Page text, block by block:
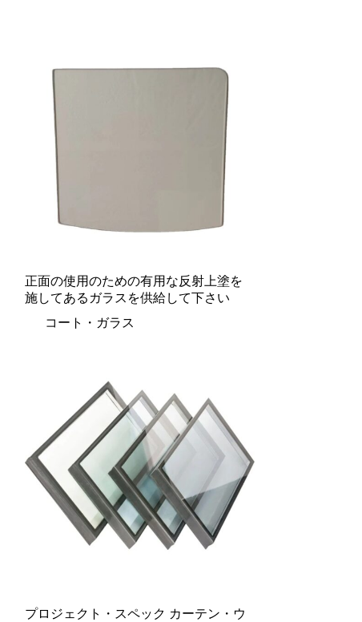
正面の使用のための有用な反射上塗を
施してあるガラスを供給して下さい
コート・ガラス
プロジェクト・スペック カーテン・ウ